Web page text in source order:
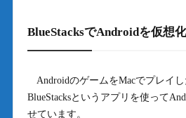
BlueStacksでAndroidを仮想
AndroidのゲームをMacでプレイし
BlueStacksというアプリを使って
せています。